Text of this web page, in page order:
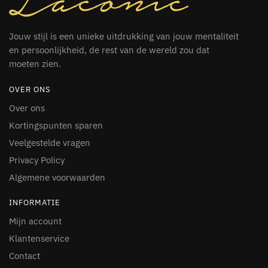
Jouw stijl is een unieke uitdrukking van jouw mentaliteit
en persoonlijkheid, de rest van de wereld zou dat
moeten zien.
OVER ONS
Over ons
Kortingspunten sparen
Veelgestelde vragen
Privacy Policy
Algemene voorwaarden
INFORMATIE
Mijn account
Klantenservice
Contact